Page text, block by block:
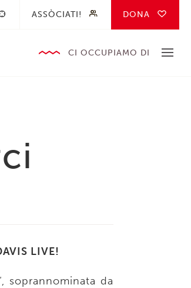
ASSÒCIATI! DONA
CI OCCUPIAMO DI
LIVE!
, soprannominata da